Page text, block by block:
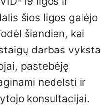
šios ligos galėjo
šiandien, kai
darbas vyksta
pastebėję
nedelsti ir
konsultacijai.